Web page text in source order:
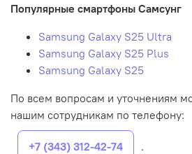
Популярные смартфоны Самсунг
Samsung Galaxy S25 Ultra
Samsung Galaxy S25 Plus
Samsung Galaxy S25
По всем вопросам и уточнениям
нашим сотрудникам по телефону:
+7 (343) 312-42-74 .